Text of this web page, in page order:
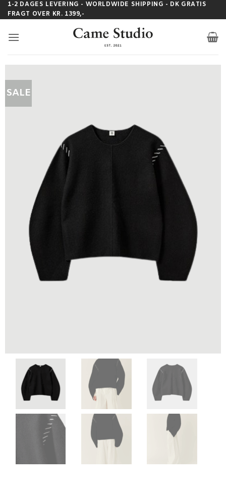
Fortsæt
til
1-2 DAGES LEVERING - WORLDWIDE SHIPPING - DK GRATIS
FRAGT OVER KR. 1399,-
SALE